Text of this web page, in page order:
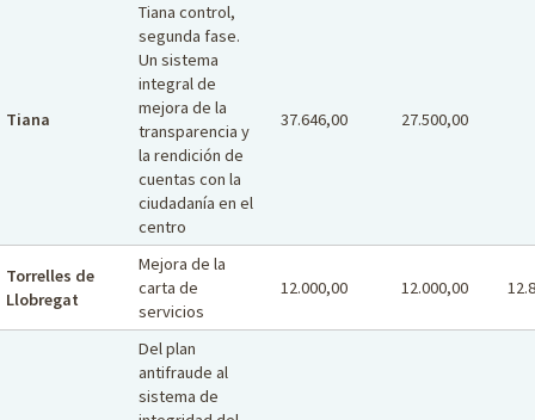
Tiana
Tiana control,
segunda fase.
Un sistema
integral de
mejora de la
transparencia y
la rendición de
cuentas con la
ciudadanía en el
centro
37.646,00 27.500,00
Torrelles de
Llobregat
Mejora de la
carta de
servicios
12.000,00 12.000,00
Del plan
antifraude al
sistema de